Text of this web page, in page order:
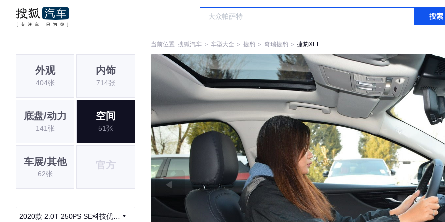
搜索
当前位置: 搜狐汽车 ＞ 车型大全 ＞ 捷豹 ＞ 奇瑞捷豹 ＞ 捷豹XEL
外观
404张
内饰
714张
底盘/动力
141张
空间
51张
车展/其他
62张
官方
2020款 2.0T 250PS SE科技优雅